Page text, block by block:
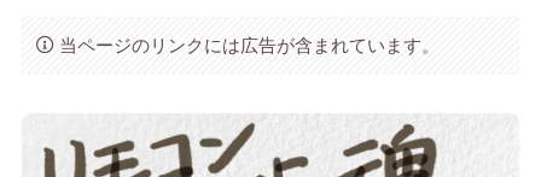
当ページのリンクには広告が含まれています。